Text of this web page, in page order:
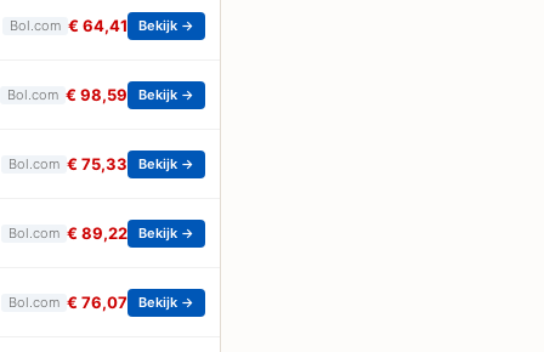
Bol.com € 64,41 Bekijk →
Bol.com € 98,59 Bekijk →
Bol.com € 75,33 Bekijk →
Bol.com € 89,22 Bekijk →
Bol.com € 76,07 Bekijk →